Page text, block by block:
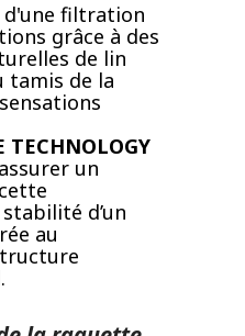
d'une filtration
grâce à des
de lin
tamis de la
TECHNOLOGY
un
d’un
au